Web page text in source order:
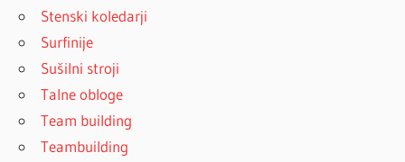
Stenski koledarji
Surfinije
Sušilni stroji
Talne obloge
Team building
Teambuilding